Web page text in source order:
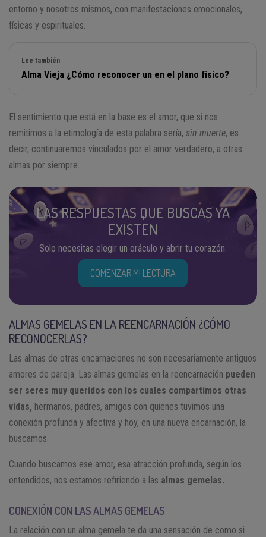
entorno y nosotros mismos, con manifestaciones emocionales,
físicas y espirituales.
Lee también
Alma Vieja ¿Cómo reconocer un en el plano físico?
El sentimiento que está en la base es el amor, que si nos
remitimos a la etimología de esta palabra sería, sin muerte, es
decir, continuaremos vinculados por el amor verdadero, a otras
almas por siempre.
LAS RESPUESTAS QUE BUSCAS YA
EXISTEN
Solo necesitas elegir un oráculo y abrir tu corazón.
COMENZAR MI LECTURA
ALMAS GEMELAS EN LA REENCARNACIÓN ¿CÓMO
RECONOCERLAS?
Las almas de otras encarnaciones no son necesariamente antiguos
amores de pareja. Las almas gemelas en la reencarnación pueden
ser seres muy queridos con los cuales compartimos otras
vidas, hermanos, padres, amigos con quienes tuvimos una
conexión profunda y afectiva y hoy, en una nueva encarnación, la
buscamos.
Cuando buscamos ese amor, esa atracción profunda, según los
entendidos, nos estamos refiriendo a las almas gemelas.
CONEXIÓN CON LAS ALMAS GEMELAS
La relación con un alma gemela te da una sensación de como si